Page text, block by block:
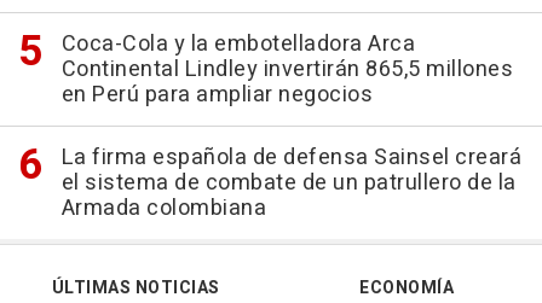
Coca-Cola y la embotelladora Arca
Continental Lindley invertirán 865,5 millones
en Perú para ampliar negocios
La firma española de defensa Sainsel creará
el sistema de combate de un patrullero de la
Armada colombiana
ÚLTIMAS NOTICIAS
ECONOMÍA